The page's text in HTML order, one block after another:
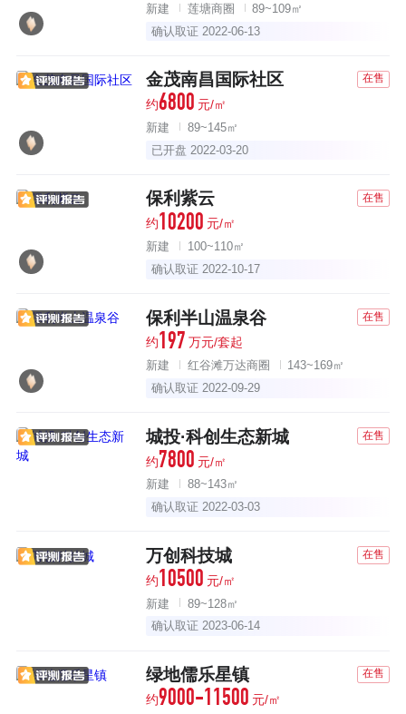
新建 莲塘商圈
89~109㎡
确认取证 2022-06-13
金茂南昌国际社区 在售
约6800 元/㎡
新建
89~145㎡
已开盘 2022-03-20
保利紫云 在售
约10200 元/㎡
新建
100~110㎡
确认取证 2022-10-17
保利半山温泉谷 在售
约197 万元/套起
新建 红谷滩万达商圈
143~169㎡
确认取证 2022-09-29
城投·科创生态新城 在售
约7800 元/㎡
新建
88~143㎡
确认取证 2022-03-03
万创科技城 在售
约10500 元/㎡
新建
89~128㎡
确认取证 2023-06-14
绿地儒乐星镇 在售
约9000-11500 元/㎡